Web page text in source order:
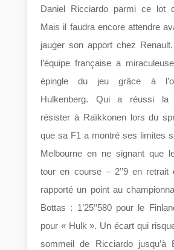
Daniel Ricciardo parmi ce lot
Mais il faudra encore attendre
jauger son apport chez
l’équipe française a
épingle du jeu grâce à
Hulkenberg. Qui a réussi la
résister à Raïkkonen lors du
que sa F1 a montré ses limites
Melbourne en ne signant que
tour en course – 2’’9 en
rapporté un point au
Bottas : 1’25’’580 pour le
pour « Hulk ». Un écart qui
sommeil de Ricciardo jusqu’à